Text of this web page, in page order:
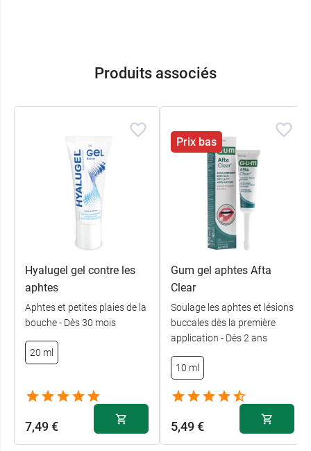
Produits associés
Hyalugel gel contre les
aphtes
Aphtes et petites plaies de la
bouche - Dès 30 mois
20 ml
7,49 €
Prix bas
Gum gel aphtes Afta
Clear
Soulage les aphtes et lésions
buccales dès la première
application - Dès 2 ans
10 ml
5,49 €